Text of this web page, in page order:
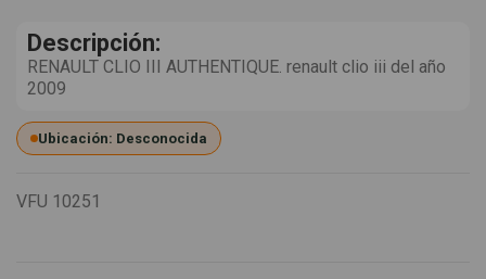
Descripción:
RENAULT CLIO III AUTHENTIQUE. renault clio iii del año
2009
Ubicación: Desconocida
VFU 10251